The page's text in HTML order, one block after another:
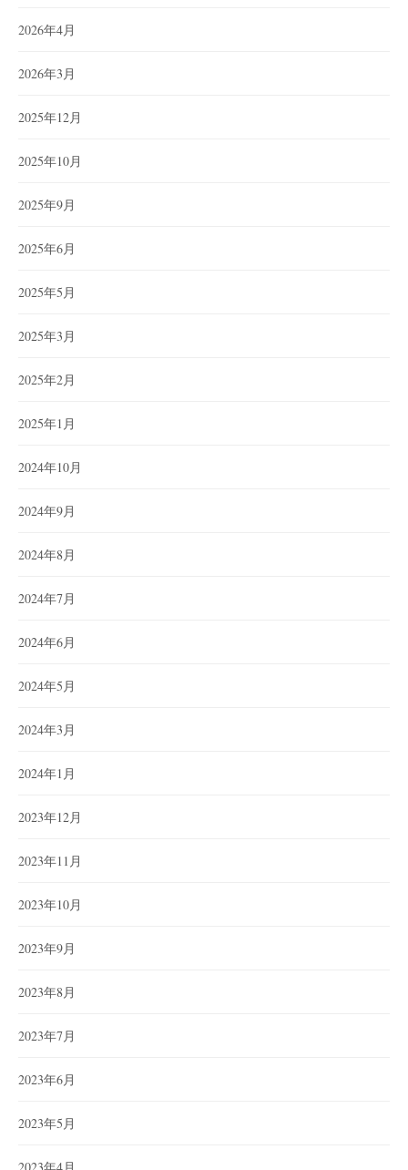
2026年4月
2026年3月
2025年12月
2025年10月
2025年9月
2025年6月
2025年5月
2025年3月
2025年2月
2025年1月
2024年10月
2024年9月
2024年8月
2024年7月
2024年6月
2024年5月
2024年3月
2024年1月
2023年12月
2023年11月
2023年10月
2023年9月
2023年8月
2023年7月
2023年6月
2023年5月